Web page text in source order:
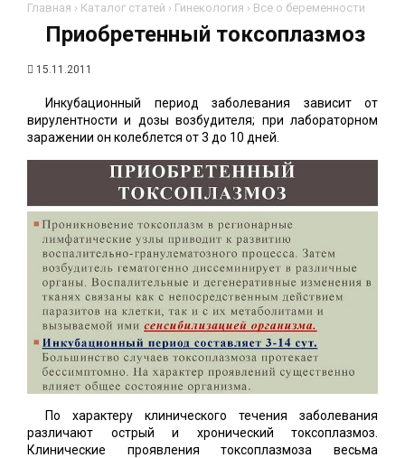
Главная › Каталог статей › Гинекология › Все о беременности
Приобретенный токсоплазмоз
15.11.2011
Инкубационный период заболевания зависит от
вирулентности и дозы возбудителя; при лабораторном
заражении он колеблется от 3 до 10 дней.
По характеру клинического течения заболевания
различают острый и хронический токсоплазмоз.
Клинические проявления токсоплазмоза весьма